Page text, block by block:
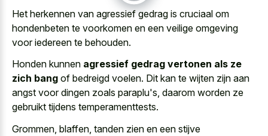
Het herkennen van agressief gedrag is cruciaal om
hondenbeten te voorkomen en een veilige omgeving
voor iedereen te behouden.
Honden kunnen agressief gedrag vertonen als ze
zich bang of bedreigd voelen. Dit kan te wijten zijn aan
angst voor dingen zoals paraplu's, daarom worden ze
gebruikt tijdens temperamenttests.
Grommen, blaffen, tanden zien en een stijve